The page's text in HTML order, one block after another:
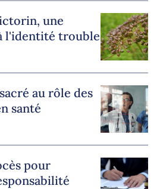
une
l'identité trouble
au rôle des
santé
pour